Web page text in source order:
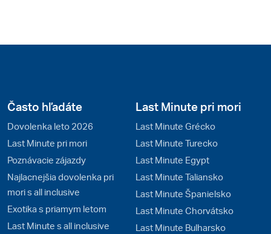
Často hľadáte
Dovolenka leto 2026
Last Minute pri mori
Poznávacie zájazdy
Najlacnejšia dovolenka pri
mori s all inclusive
Exotika s priamym letom
Last Minute s all inclusive
Last Minute pri mori
Last Minute Grécko
Last Minute Turecko
Last Minute Egypt
Last Minute Taliansko
Last Minute Španielsko
Last Minute Chorvátsko
Last Minute Bulharsko